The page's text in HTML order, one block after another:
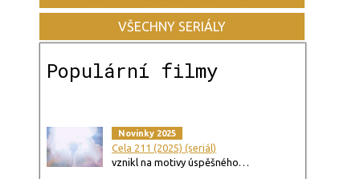
VŠECHNY SERIÁLY
Populární filmy
Novinky 2025
Cela 211 (2025) (seriál)
vznikl na motivy úspěšného…